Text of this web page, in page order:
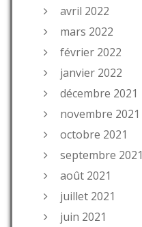
avril 2022
mars 2022
février 2022
janvier 2022
décembre 2021
novembre 2021
octobre 2021
septembre 2021
août 2021
juillet 2021
juin 2021